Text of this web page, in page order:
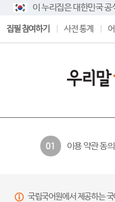
이 누리집은 대한민국
집필 참여하기 사전 통계
01 이용 약관 동의
국립국어원에서 제공하는